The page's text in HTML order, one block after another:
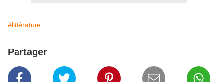
#littérature
Partager